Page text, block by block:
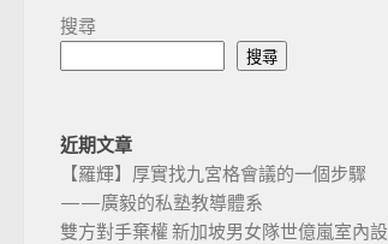
搜尋
搜尋
近期文章
【羅輝】厚實找九宮格會議的一個步驟
——廣毅的私塾教導體系
雙方對手棄權 新加坡男女隊世億嵐室內設